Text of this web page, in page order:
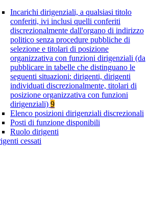
Incarichi dirigenziali, a qualsiasi titolo
conferiti, ivi inclusi quelli conferiti
discrezionalmente dall'organo di indirizzo
politico senza procedure pubbliche di
selezione e titolari di posizione
organizzativa con funzioni dirigenziali (da
pubblicare in tabelle che distinguano le
seguenti situazioni: dirigenti, dirigenti
individuati discrezionalmente, titolari di
posizione organizzativa con funzioni
dirigenziali) 9
Elenco posizioni dirigenziali discrezionali
Posti di funzione disponibili
Ruolo dirigenti
cessati